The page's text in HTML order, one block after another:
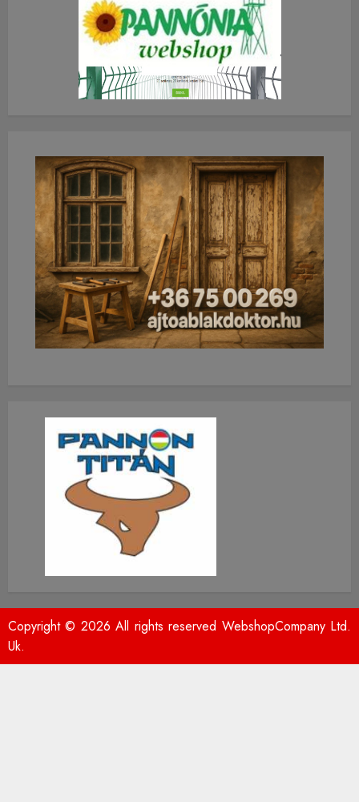
Copyright © 2026 All rights reserved WebshopCompany Ltd.
Uk.